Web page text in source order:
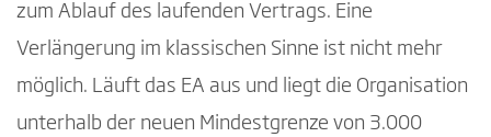
zum Ablauf des laufenden Vertrags. Eine
Verlängerung im klassischen Sinne ist nicht mehr
möglich. Läuft das EA aus und liegt die Organisation
unterhalb der neuen Mindestgrenze von 3.000